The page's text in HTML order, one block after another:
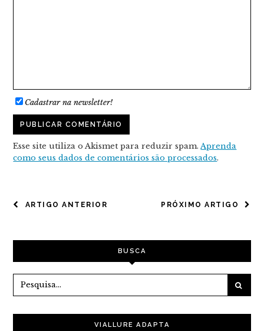
Cadastrar na newsletter!
Esse site utiliza o Akismet para reduzir spam.Aprenda
como seus dados de comentários são processados.
NAVEGAÇÃO
POST
PRÓXIMO ARTIGO
ARTIGO ANTERIOR
BUSCA
VIALLURE ADAPTA